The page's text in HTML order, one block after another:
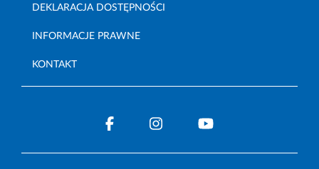
DEKLARACJA DOSTĘPNOŚCI
INFORMACJE PRAWNE
KONTAKT